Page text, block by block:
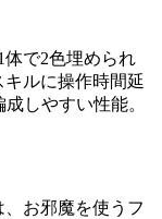
で2色埋められ
ルに操作時間延
しやすい性能。
お邪魔を使うフ